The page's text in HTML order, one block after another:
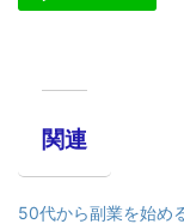
関連
50代から副業を始め